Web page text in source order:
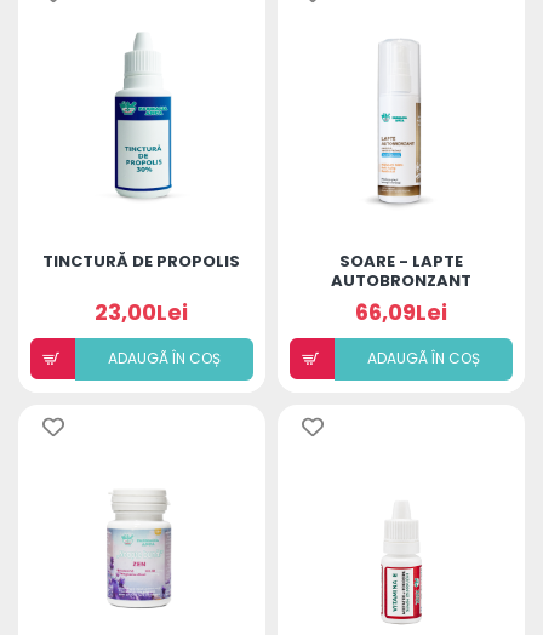
TINCTURĂ DE PROPOLIS
23,00Lei
ADAUGÃ ÎN COȘ
SOARE - LAPTE
AUTOBRONZANT
ESENȚĂ DE SANTAL &
PATCHOULI ACID
HIALURONIC 100ML
66,09Lei
ADAUGÃ ÎN COȘ